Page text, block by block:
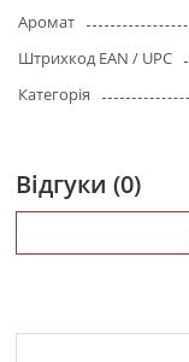
Аромат
Штрихкод EAN / UPC
Категорія
Відгуки (0)